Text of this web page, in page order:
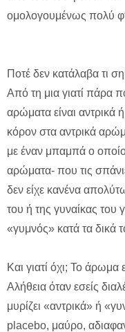
ομολογουμένως πολύ
Ποτέ δεν κατάλαβα τι
Από τη μια γιατί πάρα
αρώματα είναι αντρικά
κόρον στα αντρικά
με έναν μπαμπά ο οποίος
αρώματα- που τις
δεν είχε κανένα
του ή της γυναίκας του
«γυμνός» κατά τα δικά
Και γιατί όχι; Το
Αλήθεια όταν εσείς
μυρίζει «αντρικά» ή
placebo, μαύρο,